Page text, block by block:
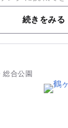
くので、体力
す。 ...続きをみる
総合公園